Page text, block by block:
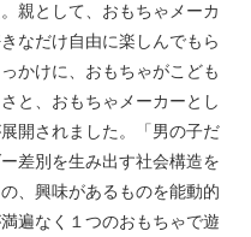
親として、おもちゃメーカ
なだけ自由に楽しんでもら
かけに、おもちゃがこども
と、おもちゃメーカーとし
開されました。「男の子だ
差別を生み出す社会構造を
、興味があるものを能動的
遍なく１つのおもちゃで遊